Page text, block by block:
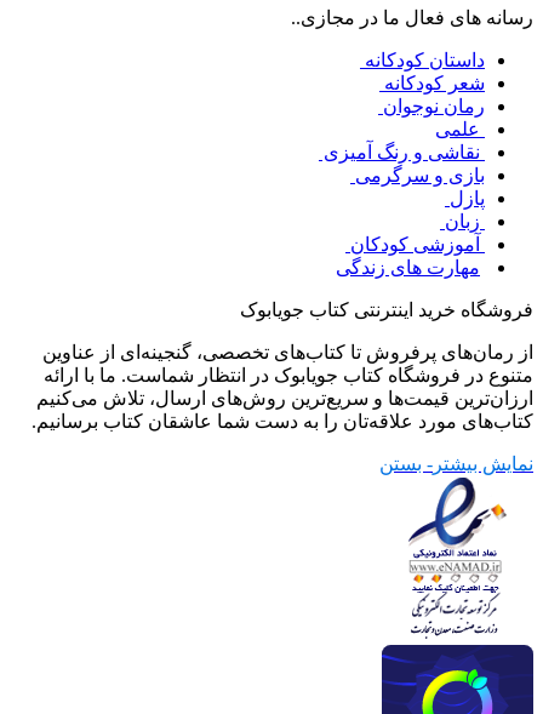
رسانه های فعال ما در مجازی..
داستان کودکانه
شعر کودکانه
رمان نوجوان
علمی
نقاشی و رنگ آمیزی
بازی و سرگرمی
پازل
زبان
آموزشی کودکان
مهارت های زندگی
فروشگاه خرید اینترنتی کتاب جویابوک
از رمان‌های پرفروش تا کتاب‌های تخصصی، گنجینه‌ای از عناوین
متنوع در فروشگاه کتاب جویابوک در انتظار شماست. ما با ارائه
ارزان‌ترین قیمت‌ها و سریع‌ترین روش‌های ارسال، تلاش می‌کنیم
کتاب‌های مورد علاقه‌تان را به دست شما عاشقان کتاب برسانیم.
نمایش بیشتر - بستن